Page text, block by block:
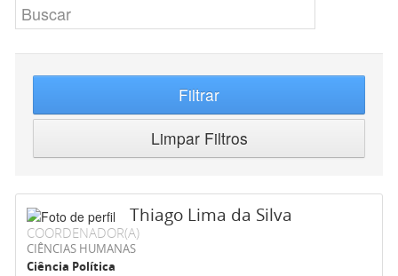
Filtrar
Limpar Filtros
Thiago Lima da Silva
COORDENADOR(A)
CIÊNCIAS HUMANAS
Ciência Política